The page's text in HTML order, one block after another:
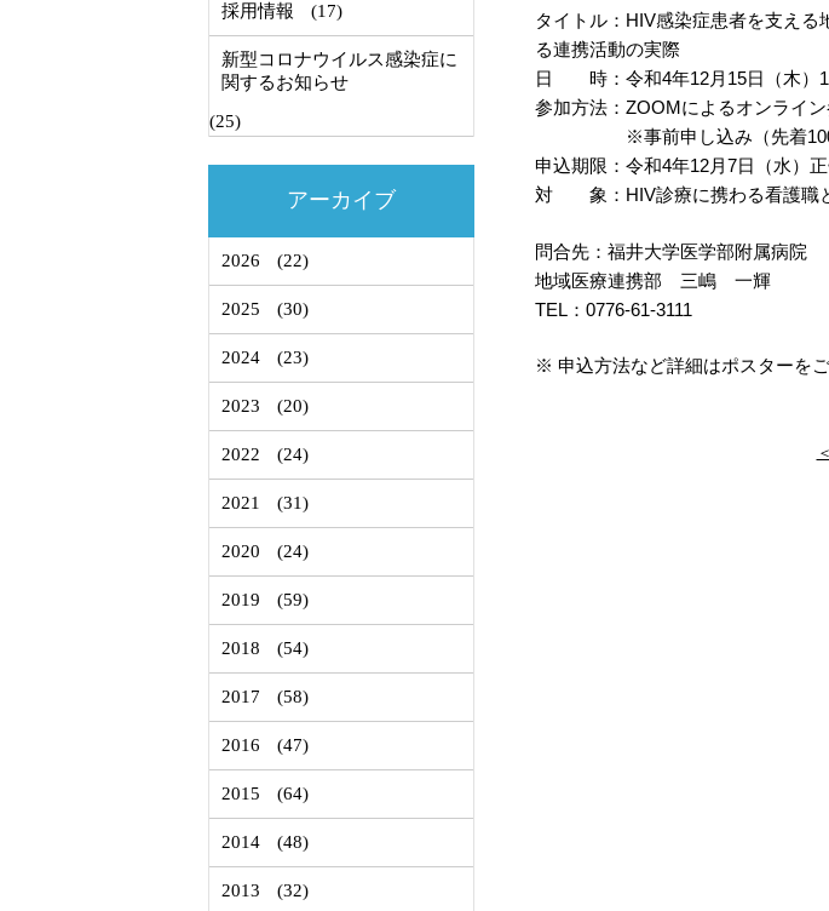
タイトル：HIV感染症患者を支え
る連携活動の実際
日 時：令和4年12月15日（木）18
参加方法：ZOOMによるオンライ
※事前申し込み（先着100
申込期限：令和4年12月7日（水）
対 象：HIV診療に携わる看護職
問合先：福井大学医学部附属病院
地域医療連携部 三嶋 一輝
TEL：0776-61-3111
※ 申込方法など詳細はポスターをご
採用情報 (17)
新型コロナウイルス感染症に
関するお知らせ
(25)
アーカイブ
2026 (22)
2025 (30)
2024 (23)
2023 (20)
2022 (24)
2021 (31)
2020 (24)
2019 (59)
2018 (54)
2017 (58)
2016 (47)
2015 (64)
2014 (48)
2013 (32)